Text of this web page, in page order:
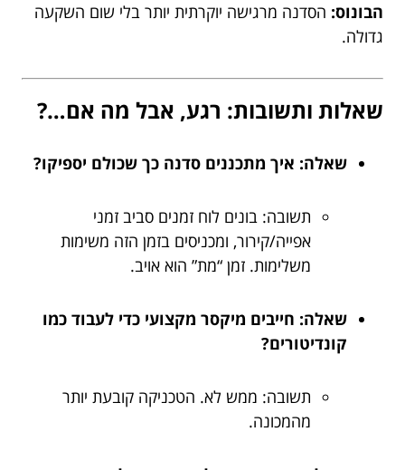
הבונוס: הסדנה מרגישה יוקרתית יותר בלי שום השקעה
גדולה.
שאלות ותשובות: רגע, אבל מה אם…?
שאלה: איך מתכננים סדנה כך שכולם יספיקו?
תשובה: בונים לוח זמנים סביב זמני
אפייה/קירור, ומכניסים בזמן הזה משימות
משלימות. זמן “מת” הוא אויב.
שאלה: חייבים מיקסר מקצועי כדי לעבוד כמו
קונדיטורים?
תשובה: ממש לא. הטכניקה קובעת יותר
מהמכונה.